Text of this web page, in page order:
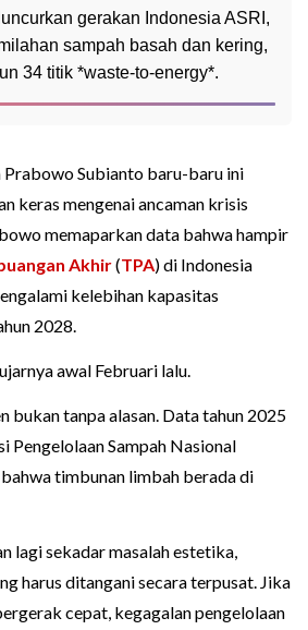
gerakan Indonesia ASRI,
sampah basah dan kering,
34 titik *waste-to-energy*.
Prabowo Subianto baru-baru ini
keras mengenai ancaman krisis
memaparkan data bahwa hampir
Akhir(TPA) di Indonesia
kelebihan kapasitas
2028.
awal Februari lalu.
bukan tanpa alasan. Data tahun 2025
Pengelolaan Sampah Nasional
timbunan limbah berada di
lagi sekadar masalah estetika,
harus ditangani secara terpusat. Jika
cepat, kegagalan pengelolaan